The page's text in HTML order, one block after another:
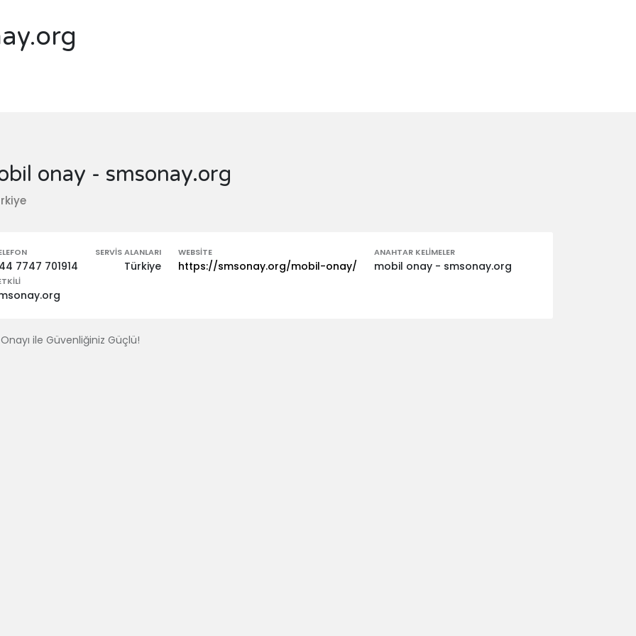
onay - smsonay.org
7747 701914
SERVIS ALANLARI
Türkiye
WEBSITE
https://smsonay.org/mobil-onay/
ANAHTAR KELIMELER
mobil onay - smsonay.org
Onayı ile Güvenliğiniz Güçlü!